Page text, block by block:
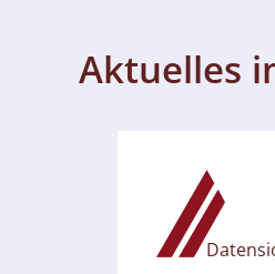
Aktuelles